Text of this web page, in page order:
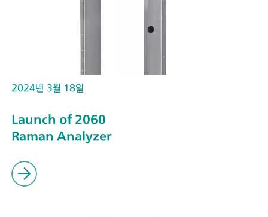
2024년 3월 18일
Launch of 2060
Raman Analyzer